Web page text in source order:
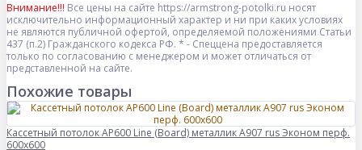
Внимание!!! Все цены на сайте https://armstrong-potolki.ru носят
исключительно информационный характер и ни при каких условиях
не являются публичной офертой, определяемой положениями Статьи
437 (п.2) Гражданского кодекса РФ. * - Спеццена предоставляется
только по согласованию с менеджером и может отличаться от
представленной на сайте.
Похожие товары
Кассетный потолок AP600 Line (Board) металлик А907 rus Эконом перф.
600x600